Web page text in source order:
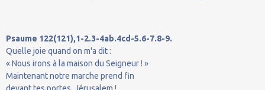
Psaume 122(121),1-2.3-4ab.4cd-5.6-7.8-9.
Quelle joie quand on m'a dit :
« Nous irons à la maison du Seigneur ! »
Maintenant notre marche prend fin
devant tes portes, Jérusalem !